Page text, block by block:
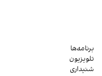
برنامه‌ها
تلویزیون
شنیداری